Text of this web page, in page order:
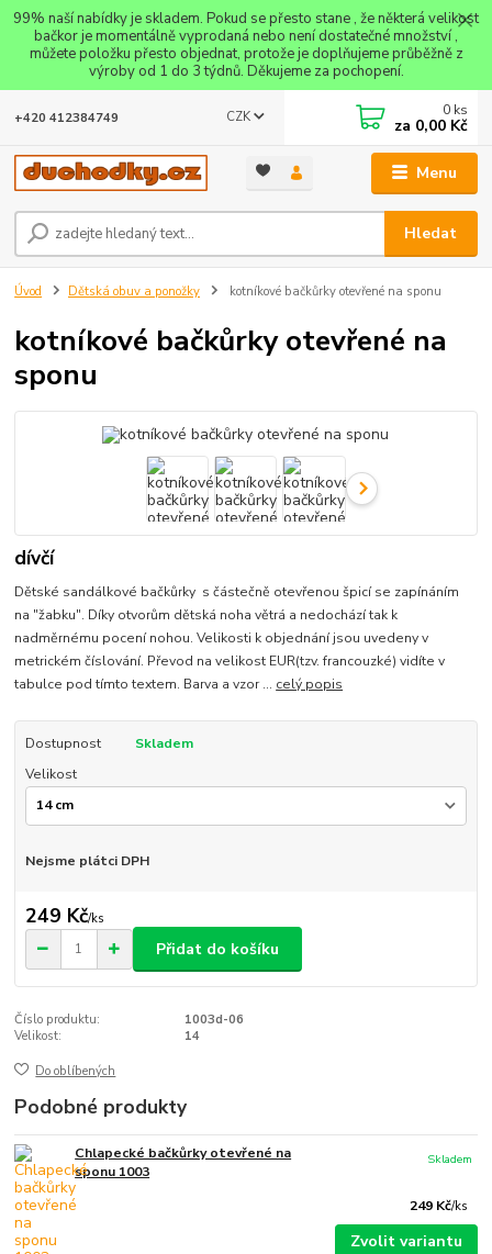
99% naší nabídky je skladem. Pokud se přesto stane , že některá velikost
bačkor je momentálně vyprodaná nebo není dostatečné množství ,
můžete položku přesto objednat, protože je doplňujeme průběžně z
výroby od 1 do 3 týdnů. Děkujeme za pochopení.
Menu
CZK
Hledat
+420 412384749 0 ks
za 0,00 Kč
Úvod Dětská obuv a ponožky kotníkové bačkůrky otevřené na sponu
kotníkové bačkůrky otevřené na
sponu
dívčí
Dětské sandálkové bačkůrky s částečně otevřenou špicí se zapínáním
na "žabku". Díky otvorům dětská noha větrá a nedochází tak k
nadměrnému pocení nohou. Velikosti k objednání jsou uvedeny v
metrickém číslování. Převod na velikost EUR(tzv. francouzké) vidíte v
tabulce pod tímto textem. Barva a vzor ... celý popis
Dostupnost
Skladem
Velikost
Nejsme plátci DPH
249 Kč/ks
Přidat do košíku
Číslo produktu:
1003d-06
Velikost:
14
Do oblíbených
Podobné produkty
Chlapecké bačkůrky otevřené na
sponu 1003
249 Kč/ks
Skladem
Zvolit variantu